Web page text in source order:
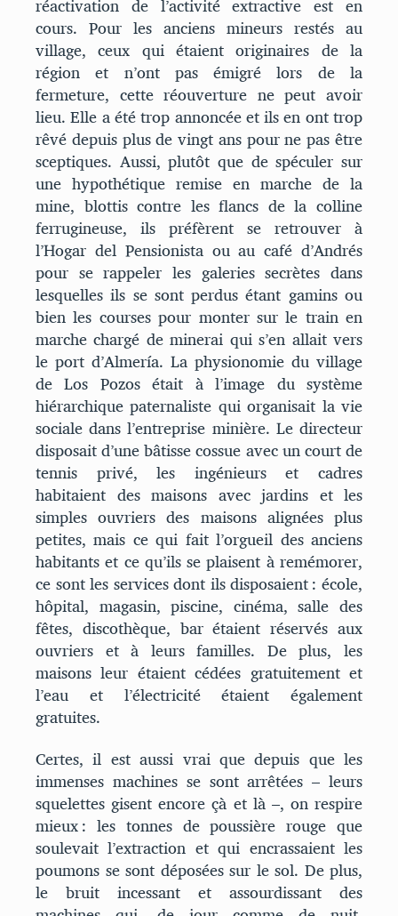
cours. Pour les anciens mineurs restés au
village, ceux qui étaient originaires de la
région et n’ont pas émigré lors de la
fermeture, cette réouverture ne peut avoir
lieu. Elle a été trop annoncée et ils en ont trop
rêvé depuis plus de vingt ans pour ne pas être
sceptiques. Aussi, plutôt que de spéculer sur
une hypothétique remise en marche de la
mine, blottis contre les flancs de la colline
ferrugineuse, ils préfèrent se retrouver à
l’Hogar del Pensionista ou au café d’Andrés
pour se rappeler les galeries secrètes dans
lesquelles ils se sont perdus étant gamins ou
bien les courses pour monter sur le train en
marche chargé de minerai qui s’en allait vers
le port d’Almería. La physionomie du village
de Los Pozos était à l’image du système
hiérarchique paternaliste qui organisait la vie
sociale dans l’entreprise minière. Le directeur
disposait d’une bâtisse cossue avec un court de
tennis privé, les ingénieurs et cadres
habitaient des maisons avec jardins et les
simples ouvriers des maisons alignées plus
petites, mais ce qui fait l’orgueil des anciens
habitants et ce qu’ils se plaisent à remémorer,
ce sont les services dont ils disposaient : école,
hôpital, magasin, piscine, cinéma, salle des
fêtes, discothèque, bar étaient réservés aux
ouvriers et à leurs familles. De plus, les
maisons leur étaient cédées gratuitement et
l’eau et l’électricité étaient également
gratuites.
Certes, il est aussi vrai que depuis que les
immenses machines se sont arrêtées – leurs
squelettes gisent encore çà et là –, on respire
mieux : les tonnes de poussière rouge que
soulevait l’extraction et qui encrassaient les
poumons se sont déposées sur le sol. De plus,
le bruit incessant et assourdissant des